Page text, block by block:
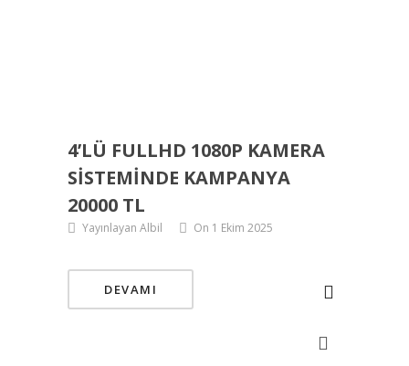
4’LÜ FULLHD 1080P KAMERA
SISTEMINDE KAMPANYA
20000 TL
Yayınlayan Albil On 1 Ekim 2025
DEVAMI